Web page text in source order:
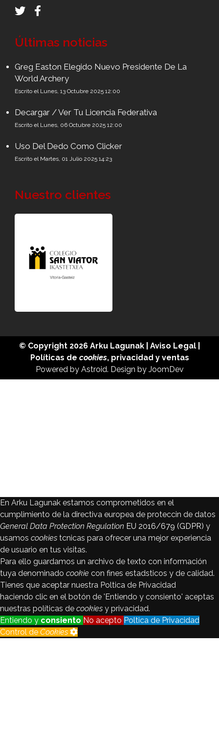
Últimas noticias
Greg Easton Elegido Nuevo Presidente De La
World Archery
Escrito el Lunes, 13 Octubre 2025 12:00
Decargar / Ver Tu Licencia Federativa
Escrito el Lunes, 06 Octubre 2025 12:00
Uso Del Dedo Como Clicker
Escrito el Martes, 01 Julio 2025 14:23
Nuestro clientes
© Copyright 2026 Arku Lagunak Aviso Legal
Políticas de cookies, privacidad y ventas
Powered by Astroid. Design by JoomDev
En Arku Lagunak estamos comprometidos en el
cumplimiento de la directiva europea de proteccin de datos
General Data Protection Regulation EU 2016/679 (GDPR) y
usamos cookies tcnicas para ofrecer una mejor experiencia
de usuario en tus visitas.
Para ello guardamos un archivo de texto con información
tuya denominado cookie con fines estadsticos y de calidad.
Tienes que aceptar nuestra Poltica de Privacidad
haciendo clic en el botón de 'Entiendo y consiento' aceptas
nuestras políticas de cookies y privacidad.
Entiendo y consiento No acepto Poltica de Privacidad
Control de Cookies